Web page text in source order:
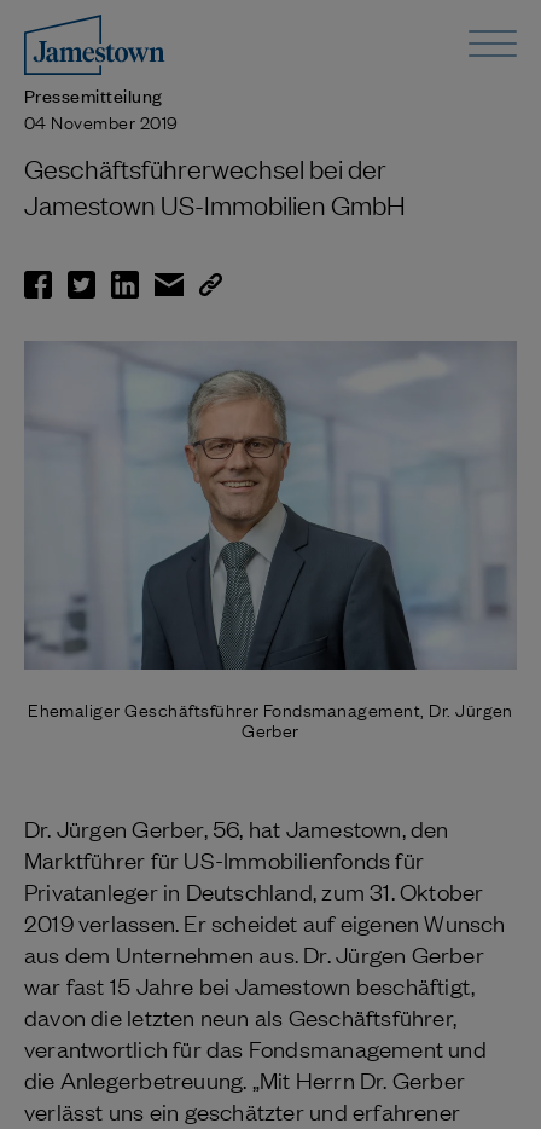
Pressemitteilung
04 November 2019
Geschäftsführerwechsel bei der
Jamestown US-Immobilien GmbH
Ehemaliger Geschäftsführer Fondsmanagement, Dr. Jürgen
Gerber
Dr. Jürgen Gerber, 56, hat Jamestown, den
Marktführer für US-Immobilienfonds für
Privatanleger in Deutschland, zum 31. Oktober
2019 verlassen. Er scheidet auf eigenen Wunsch
aus dem Unternehmen aus. Dr. Jürgen Gerber
war fast 15 Jahre bei Jamestown beschäftigt,
davon die letzten neun als Geschäftsführer,
verantwortlich für das Fondsmanagement und
die Anlegerbetreuung. „Mit Herrn Dr. Gerber
verlässt uns ein geschätzter und erfahrener